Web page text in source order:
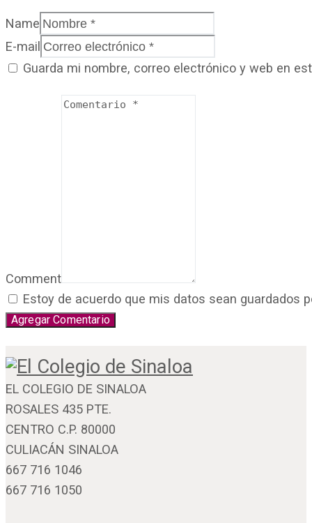
Name
E-mail
Guarda mi nombre, correo electrónico y web en
Comment
Estoy de acuerdo que mis datos sean guardados
EL COLEGIO DE SINALOA
ROSALES 435 PTE.
CENTRO C.P. 80000
CULIACÁN SINALOA
667 716 1046
667 716 1050